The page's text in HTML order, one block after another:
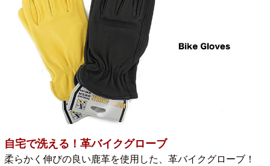
自宅で洗える！革バイクグローブ
柔らかく伸びの良い鹿革を使用した、革バイクグローブ！